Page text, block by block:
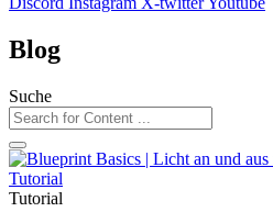
Blog
Suche
Tutorial